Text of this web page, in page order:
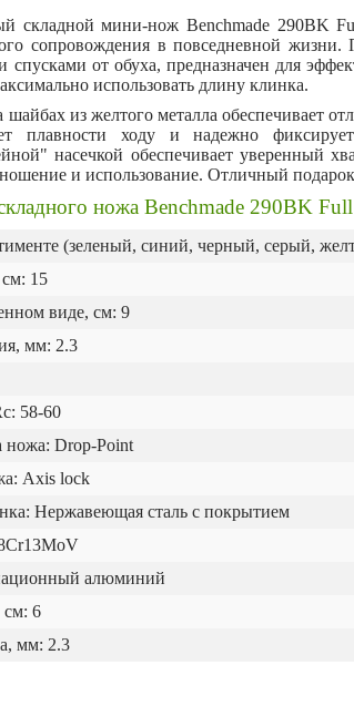
складной мини-нож Benchmade 290BK
сопровождения в повседневной
спусками от обуха, предназначен для
использовать длину клинка.
из желтого металла обеспечивает
плавности ходу и надежно
насечкой обеспечивает уверенный
и использование. Отличный
ножа Benchmade 290BK
(зеленый, синий, черный, серый,
15
виде, см: 9
мм: 2.3
58-60
Drop-Point
Axis lock
Нержавеющая сталь с покрытием
алюминий
см: 6
мм: 2.3